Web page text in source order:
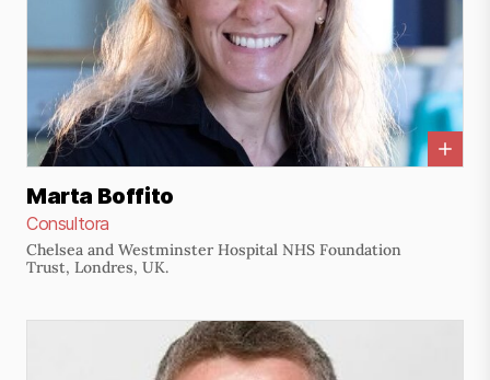
Marta Boffito
Consultora
Chelsea and Westminster Hospital NHS Foundation
Trust, Londres, UK.